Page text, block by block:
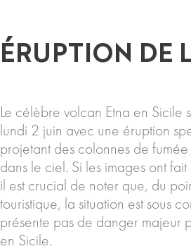
ÉRUPTION DE
Le célèbre volcan Etna en Sicile
lundi 2 juin avec une éruption
projetant des colonnes de
dans le ciel. Si les images ont
il est crucial de noter que, du
touristique, la situation est sous
présente pas de danger majeur
en Sicile.